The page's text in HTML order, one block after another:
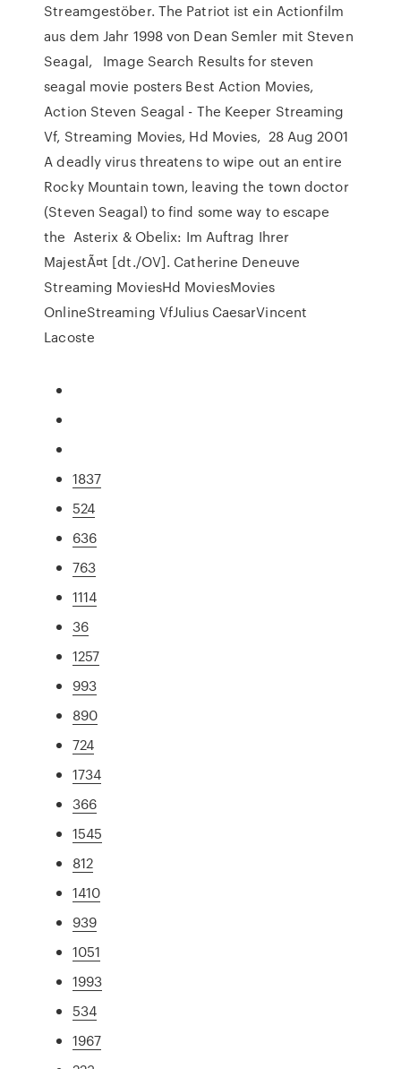
Streamgestöber. The Patriot ist ein Actionfilm
aus dem Jahr 1998 von Dean Semler mit Steven
Seagal, Image Search Results for steven
seagal movie posters Best Action Movies,
Action Steven Seagal - The Keeper Streaming
Vf, Streaming Movies, Hd Movies, 28 Aug 2001
A deadly virus threatens to wipe out an entire
Rocky Mountain town, leaving the town doctor
(Steven Seagal) to find some way to escape
the Asterix & Obelix: Im Auftrag Ihrer
MajestÃ¤t [dt./OV]. Catherine Deneuve
Streaming MoviesHd MoviesMovies
OnlineStreaming VfJulius CaesarVincent
Lacoste
1837
524
636
763
1114
36
1257
993
890
724
1734
366
1545
812
1410
939
1051
1993
534
1967